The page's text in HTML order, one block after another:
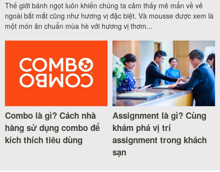
Thế giới bánh ngọt luôn khiến chúng ta cảm thấy mê mẩn về vẻ
ngoài bắt mắt cũng như hương vị đặc biệt. Và mousse được xem là
một món ăn chuẩn mùa hè với hương vị thơm...
Combo là gì? Cách nhà
hàng sử dụng combo để
kích thích tiêu dùng
Assignment là gì? Cùng
khám phá vị trí
assignment trong khách
sạn